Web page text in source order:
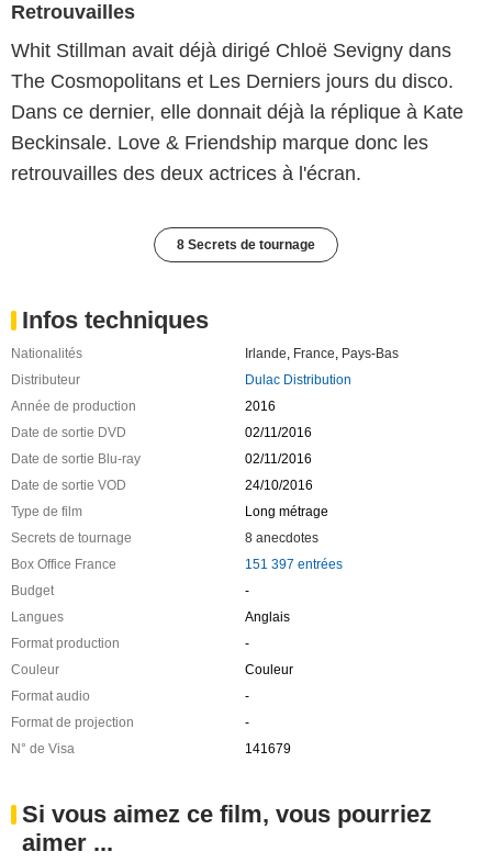
Retrouvailles
Whit Stillman avait déjà dirigé Chloë Sevigny dans
The Cosmopolitans et Les Derniers jours du disco.
Dans ce dernier, elle donnait déjà la réplique à Kate
Beckinsale. Love & Friendship marque donc les
retrouvailles des deux actrices à l'écran.
8 Secrets de tournage
Infos techniques
Nationalités Irlande, France, Pays-Bas
Distributeur
Dulac Distribution
Année de production
2016
Date de sortie DVD
02/11/2016
Date de sortie Blu-ray
02/11/2016
Date de sortie VOD
24/10/2016
Type de film
Long métrage
Secrets de tournage
8 anecdotes
Box Office France
151 397 entrées
Budget
-
Langues
Anglais
Format production
-
Couleur
Couleur
Format audio
-
Format de projection
-
N° de Visa
141679
Si vous aimez ce film, vous pourriez
aimer ...